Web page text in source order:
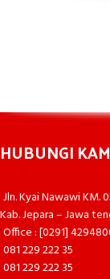
HUBUNGI
Jln. Kyai Nawawi KM.
Kab. Jepara – Jawa
Office : [0291]
081 229 222 35
081 229 222 35